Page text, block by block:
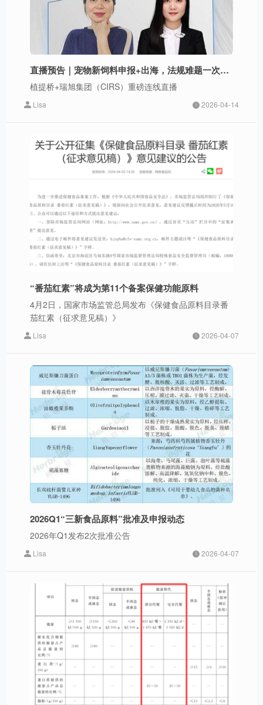
直播预告｜宠物新饲料申报+出海，法规难题一次讲清
植提桥+瑞旭集团（CIRS）重磅连线直播
Lisa 2026-04-14
“番茄红素”将成为第11个备案保健功能原料
4月2日，国家市场监管总局发布《保健食品原料目录番
茄红素（征求意见稿）》
Lisa 2026-04-07
2026Q1“三新食品原料”批准及申报动态
2026年Q1发布2次批准公告
Lisa 2026-04-07